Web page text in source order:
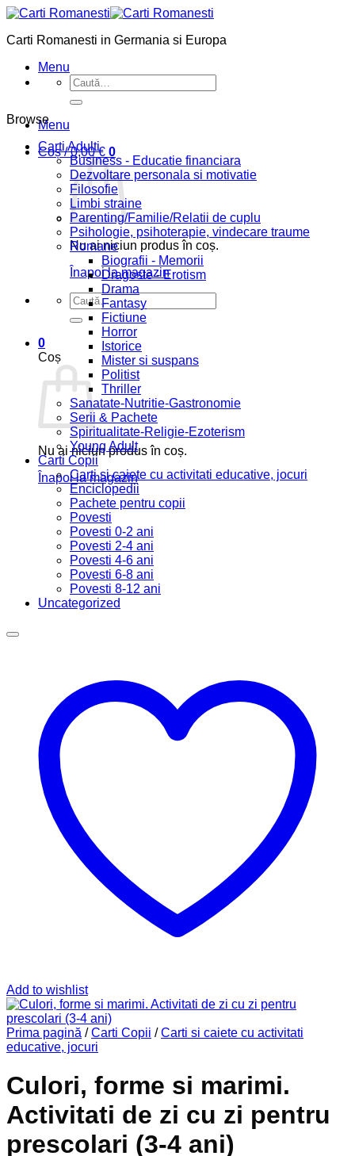
Skip
content
Carti Romanesti in Germania si Europa
Menu
Caută
după:
Menu
Coș /0,00€ 0
Nu ai niciun produs în coș.
Înapoi la magazin
Caută
după:
0
Coș
Nu ai niciun produs în coș.
Înapoi la magazin
Browse
Carti Adulti
Business - Educatie financiara
Dezvoltare personala si motivatie
Filosofie
Limbi straine
Parenting/Familie/Relatii de cuplu
Psihologie, psihoterapie, vindecare traume
Romane
Biografii - Memorii
Dragoste - Erotism
Drama
Fantasy
Fictiune
Horror
Istorice
Mister si suspans
Politist
Thriller
Sanatate-Nutritie-Gastronomie
Serii & Pachete
Spiritualitate-Religie-Ezoterism
Young Adult
Carti Copii
Carti si caiete cu activitati educative, jocuri
Enciclopedii
Pachete pentru copii
Povesti
Povesti 0-2 ani
Povesti 2-4 ani
Povesti 4-6 ani
Povesti 6-8 ani
Povesti 8-12 ani
Uncategorized
Add to wishlist
Prima pagină / Carti Copii / Carti si caiete cu activitati
educative, jocuri
Culori, forme si marimi.
Activitati de zi cu zi pentru
prescolari (3-4 ani)